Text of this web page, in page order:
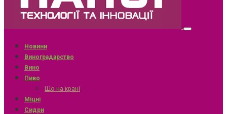
Новини
Виноградарство
Вино
Пиво
Що на крані
Міцні
Сидри